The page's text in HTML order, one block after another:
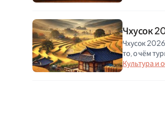
Чхусок
Чхусок
то, о чём
Культура и